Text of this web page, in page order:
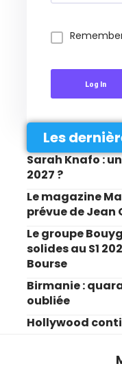
Log In
Les
Sarah Knafo :
2027 ?
Le magazine
prévue de Jean
Le groupe
solides au S1
Bourse
Birmanie :
oubliée
Hollywood